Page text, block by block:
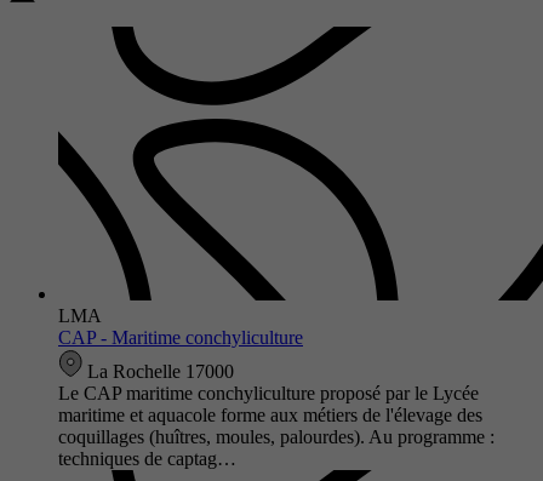
LMA
CAP - Maritime conchyliculture
La Rochelle 17000
Le CAP maritime conchyliculture proposé par le Lycée
maritime et aquacole forme aux métiers de l'élevage des
coquillages (huîtres, moules, palourdes). Au programme :
techniques de captag…